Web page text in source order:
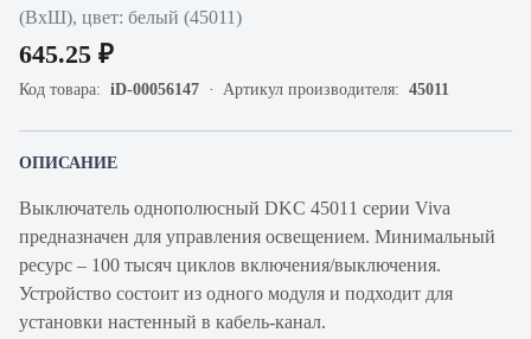
(ВхШ), цвет: белый (45011)
645.25 ₽
Код товара: iD-00056147 Артикул производителя: 45011
ОПИСАНИЕ
Выключатель однополюсный DKC 45011 серии Viva
предназначен для управления освещением. Минимальный
ресурс – 100 тысяч циклов включения/выключения.
Устройство состоит из одного модуля и подходит для
установки настенный в кабель-канал.